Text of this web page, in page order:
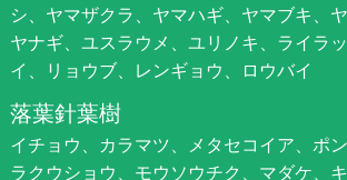
シ、ヤマザクラ、ヤマハギ、ヤマブキ、
ヤナギ、ユスラウメ、ユリノキ、ライラ
イ、リョウブ、レンギョウ、ロウバイ
落葉針葉樹
イチョウ、カラマツ、メタセコイア、ポン
ラクウショウ、モウソウチク、マダケ、